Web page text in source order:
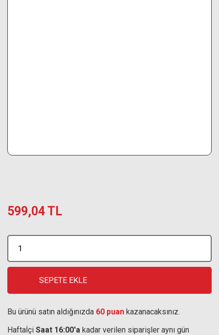
599,04 TL
SEPETE EKLE
Bu ürünü satın aldığınızda 60 puan kazanacaksınız.
Haftaİçi Saat 16:00'a kadar verilen siparişler aynı gün